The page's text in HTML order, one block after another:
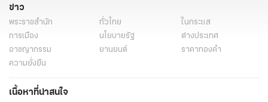
ข่าว
พระราชสำนัก ทั่วไทย
ในกระแส
การเมือง
นโยบายรัฐ
ต่างประเทศ
อาชญากรรม
ยานยนต์
ราคาทองคำ
ความยั่งยืน
เนื้อหาที่น่าสนใจ